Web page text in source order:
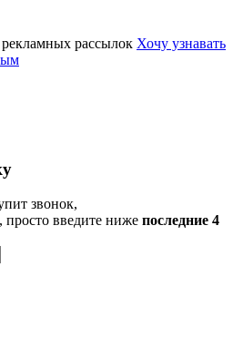
рассылок Хочу узнавать
звонок,
просто введите ниже последние 4